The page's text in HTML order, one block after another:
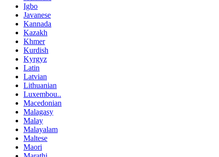
Igbo
Javanese
Kannada
Kazakh
Khmer
Kurdish
Kyrgyz
Latin
Latvian
Lithuanian
Luxembou..
Macedonian
Malagasy
Malay
Malayalam
Maltese
Maori